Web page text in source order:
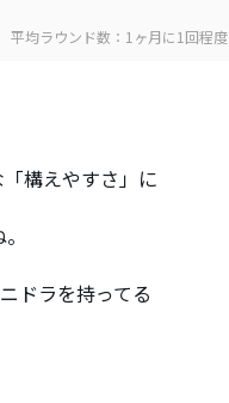
平均ラウンド数：1ヶ月に1回程度
構えやすさ」に
ドラを持ってる